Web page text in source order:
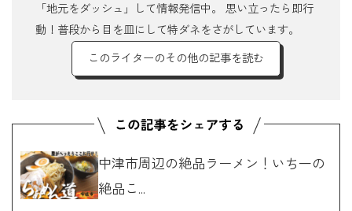
「地元をダッシュ」して情報発信中。 思い立ったら即行
動！普段から目を皿にして特ダネをさがしています。
このライターのその他の記事を読む
中津市周辺の絶品ラーメン！いち一の
絶品こ...